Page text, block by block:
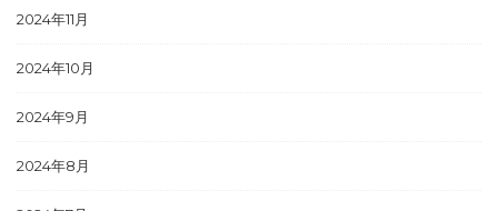
2024年11月
2024年10月
2024年9月
2024年8月